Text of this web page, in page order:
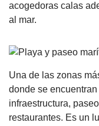
acogedoras calas
al mar.
Una de las zonas
donde se
infraestructura,
restaurantes. Es un